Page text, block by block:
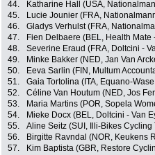
44.
Katharine Hall (USA,
45.
Lucie Jounier (FRA,
46.
Gladys Verhulst (FRA,
47.
Fien Delbaere (BEL, Health Mate
48.
Severine Eraud (FRA, Doltcini -
49.
Minke Bakker (NED, Jan Van
50.
Eeva Sarlin (FIN, Multum
51.
Gaia Tortolina (ITA, Equano-
52.
Céline Van Houtum (NED, Jos
53.
Maria Martins (POR, Sopela
54.
Mieke Docx (BEL, Doltcini - Van
55.
Aline Seitz (SUI, Illi-Bikes Cycling
56.
Birgitte Ravndal (NOR, Keukens
57.
Kim Baptista (GBR, Restore